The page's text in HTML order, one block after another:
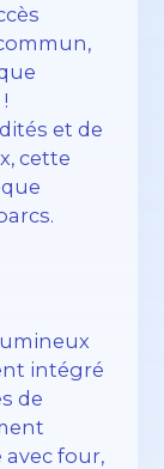
et de
cette
intégré
de
four,